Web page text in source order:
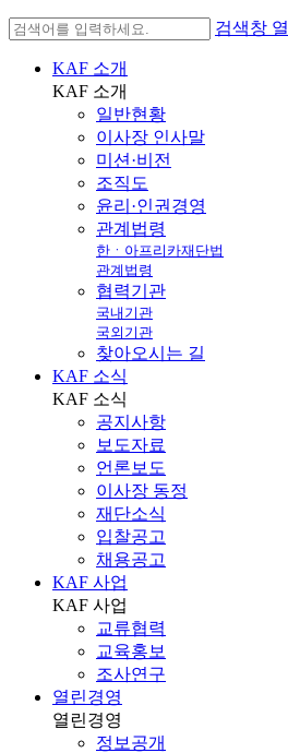
검색창 열
KAF 소개
KAF 소개
일반현황
이사장 인사말
미션·비전
조직도
윤리·인권경영
관계법령
한ㆍ아프리카재단법
관계법령
협력기관
국내기관
국외기관
찾아오시는 길
KAF 소식
KAF 소식
공지사항
보도자료
언론보도
이사장 동정
재단소식
입찰공고
채용공고
KAF 사업
KAF 사업
교류협력
교육홍보
조사연구
열린경영
열린경영
정보공개